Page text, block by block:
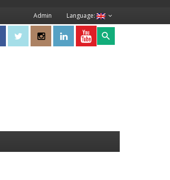
Admin Language:
Search
for:
Search Button